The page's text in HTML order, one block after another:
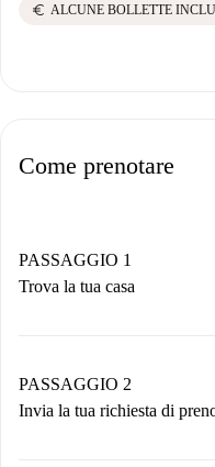
euro ALCUNE BOLLETTE
Come prenotare
PASSAGGIO 1
Trova la tua casa
Hai tutte le
PASSAGGIO 2
Invia la tua richiesta di